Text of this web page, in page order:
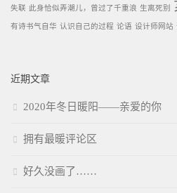
失联 此身恰似弄潮儿，曾过了千重浪 生离死别
有诗书气自华 认识自己的过程 论语 设计师网站
近期文章
2020年冬日暖阳——亲爱的你
拥有最暖评论区
好久没画了……